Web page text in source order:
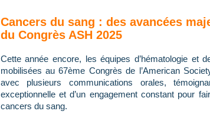
Cancers du sang : des avancées
du Congrès ASH 2025
Cette année encore, les équipes d’hématologie et
mobilisées au 67ème Congrès de l’American
avec plusieurs communications orales,
exceptionnelle et d’un engagement constant pour
cancers du sang.